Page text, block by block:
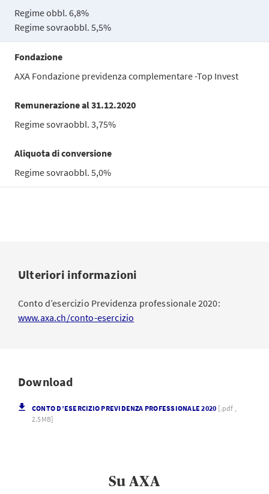
Regime obbl. 6,8%
Regime sovraobbl. 5,5%
Fondazione
AXA Fondazione previdenza complementare -Top Invest
Remunerazione al 31.12.2020
Regime sovraobbl. 3,75%
Aliquota di conversione
Regime sovraobbl. 5,0%
Ulteriori informazioni
Conto d’esercizio Previdenza professionale 2020:
www.axa.ch/conto-esercizio
Download
CONTO D’ESERCIZIO PREVIDENZA PROFESSIONALE 2020 [.pdf ,
2.5MB]
Su AXA